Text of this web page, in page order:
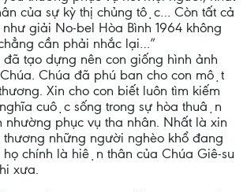
của sự kỳ thị chủng tộc… Còn tất cả
giải No-bel Hòa Bình 1964 không
cần phải nhắc lại…”
đã tạo dựng nên con giống hình ảnh
Chúa đã phú ban cho con một
Xin cho con biết luôn tìm kiếm
cuộc sống trong sự hòa thuận
nhường phục vụ tha nhân. Nhất là xin
thương những người nghèo khổ đang
họ chính là hiện thân của Chúa Giê-su
xưa.